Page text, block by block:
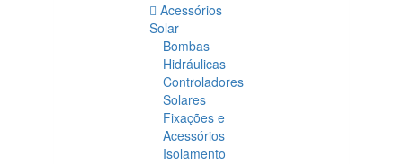
Acessórios
Solar
Bombas
Hidráulicas
Controladores
Solares
Fixações e
Acessórios
Isolamento